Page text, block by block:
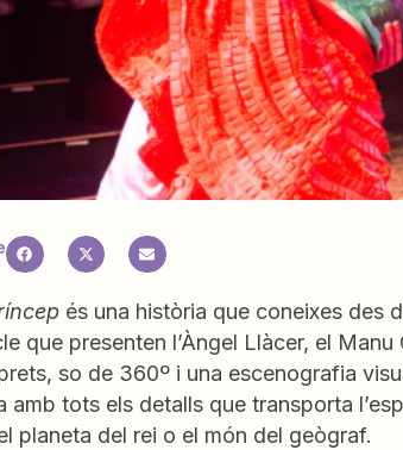
és una història que coneixes des
que presenten l’Àngel Llàcer, el
so de 360º i una escenografia
tots els detalls que transporta
planeta del rei o el món del geògraf.